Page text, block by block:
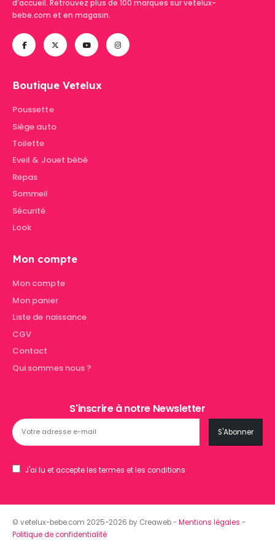
d’accueil. Retrouvez plus de 100 marques sur vetelux-
bebe.com et en magasin.
Boutique Vetelux
Poussette
Siège auto
Toilette
Eveil & Jouet bébé
Repas
Sommeil
Sécurité
Look
Mon compte
Mon compte
Mon panier
Liste de naissance
CGV
Contact
Qui sommes nous ?
S'inscrire à notre Newsletter
J'ai lu et accepte les termes et les conditions
© vetelux-bebe.com 2025-2026 by Creaweb -Mentions légales -
Politique de confidentialité